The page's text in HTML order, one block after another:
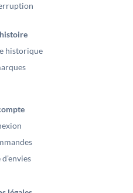
historique